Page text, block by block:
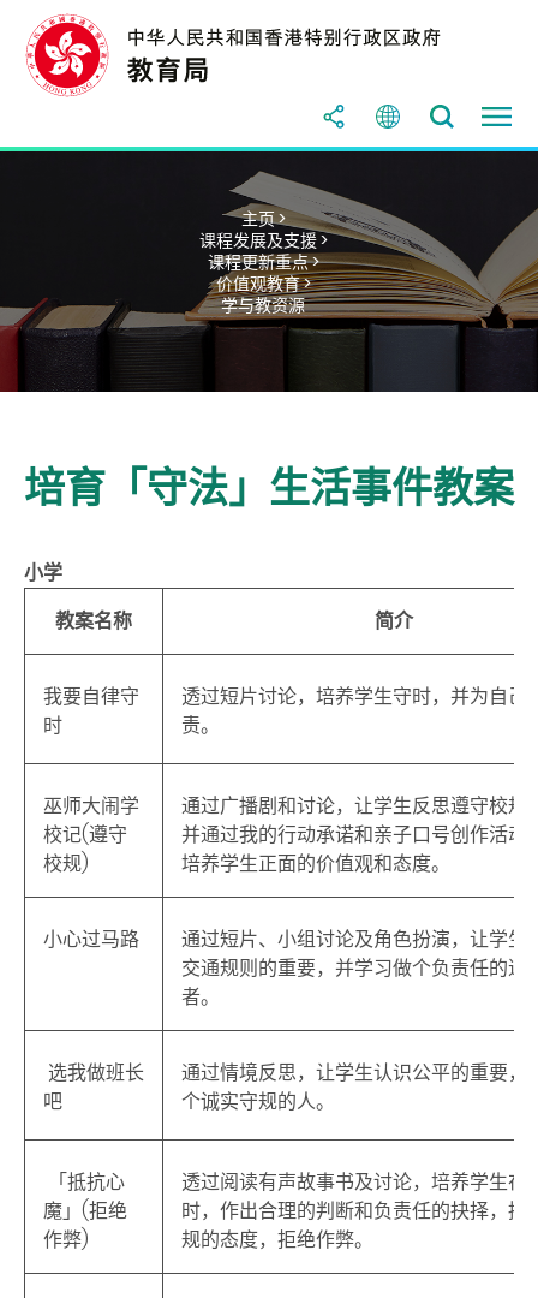
主页 >
课程发展及支援 >
课程更新重点 >
价值观教育 >
学与教资源
培育「守法」生活事件教案
小学
教案名称
简介
我要自律守
时
透过短片讨论，培养学生守时，并为自己
责。
巫师大闹学
校记(遵守
校规)
通过广播剧和讨论，让学生反思遵守校规
并通过我的行动承诺和亲子口号创作活动
培养学生正面的价值观和态度。
小心过马路
通过短片、小组讨论及角色扮演，让学生
交通规则的重要，并学习做个负责任的道
者。
选我做班长
吧
通过情境反思，让学生认识公平的重要，
个诚实守规的人。
「抵抗心
魔」(拒绝
作弊)
透过阅读有声故事书及讨论，培养学生在
时，作出合理的判断和负责任的抉择，持
规的态度，拒绝作弊。